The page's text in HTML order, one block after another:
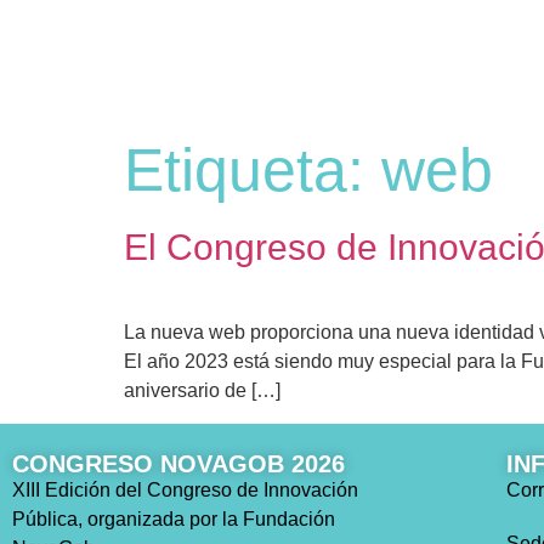
Etiqueta: web
El Congreso de
La nueva web proporciona una nueva
El año 2023 está siendo muy especial para la
aniversario de […]
CONGRESO NOVAGOB 2026
XIII Edición del Congreso de Innovación
Pública, organizada por la Fundación